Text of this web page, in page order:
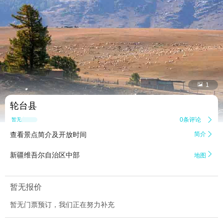
 1
轮台县
暂无点评 0条评论 
查看景点简介及开放时间 简介 
新疆维吾尔自治区中部 地图 
暂无报价
暂无门票预订，我们正在努力补充
